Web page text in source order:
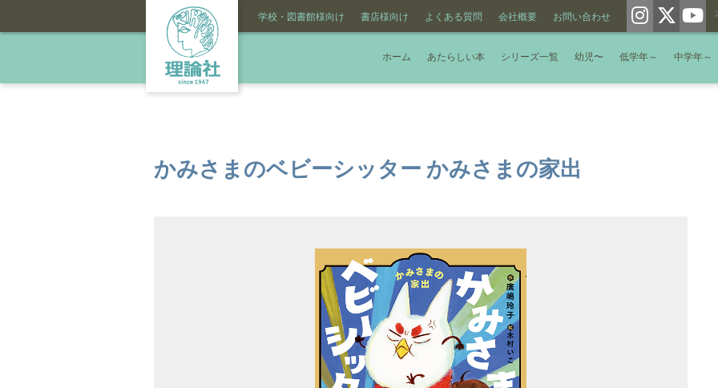
学校・図書館様向け 書店様向け よくある質問 会社概要 お問い合わせ
ホーム あたらしい本 シリーズ一覧 幼児〜 低学年～ 中学年～
かみさまのベビーシッター かみさまの家出